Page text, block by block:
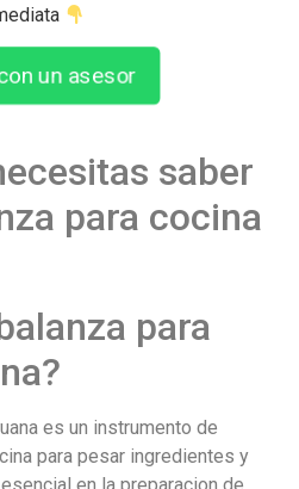
un asesor
saber
para cocina
para
es un instrumento de
para pesar ingredientes y